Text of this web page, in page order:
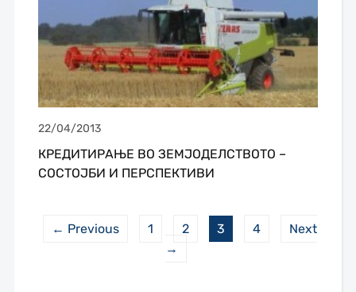
22/04/2013
КРЕДИТИРАЊЕ ВО ЗЕМЈОДЕЛСТВОТО –
СОСТОЈБИ И ПЕРСПЕКТИВИ
← Previous 1 2 3 4
Next
→